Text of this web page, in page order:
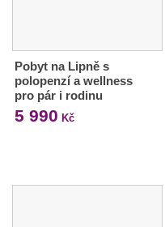
Pobyt na Lipně s
polopenzí a wellness
pro pár i rodinu
5 990 Kč